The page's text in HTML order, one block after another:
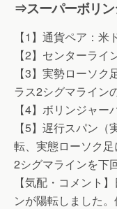
⇒スーパーボリ
【1】通貨ペア：米
【2】センターラ
【3】実勢ローソ
ラス2シグマライン
【4】ボリンジャ
【5】遅行スパン
転、実態ローソク
2シグマラインを下
【気配・コメント
ンが陽転しました